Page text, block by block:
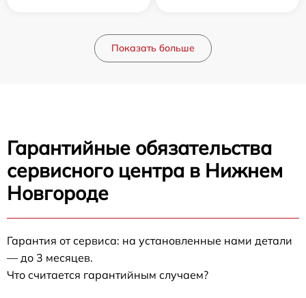
Показать больше
Гарантийные обязательства
сервисного центра в Нижнем
Новгороде
Гарантия от сервиса: на установленные нами детали
— до 3 месяцев.
Что считается гарантийным случаем?